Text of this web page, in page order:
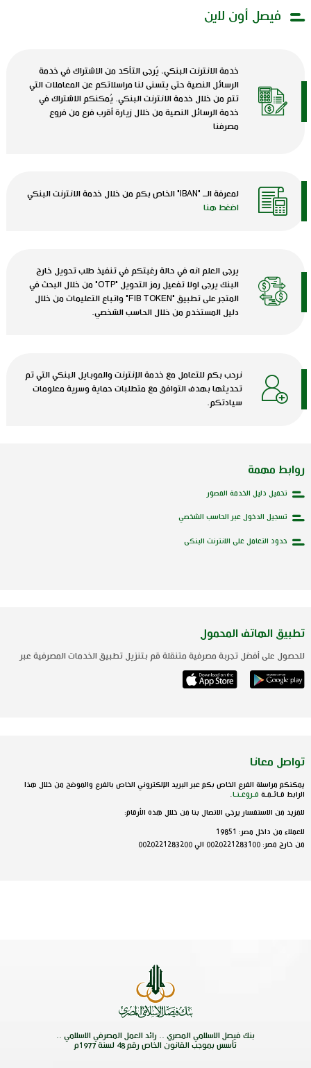
فيصل أون لاين
خدمة الانترنت البنكي، يُرجى التأكد من الاشتراك في خدمة
الرسائل النصية حتى يتسنى لنا مراسلاتكم عن المعاملات التي
تتم من خلال خدمة الانترنت البنكي. يُمكنكم الاشتراك في
خدمة الرسائل النصية من خلال زيارة أقرب فرع من فروع
مصرفنا
لمعرفة الــ "IBAN" الخاص بكم من خلال خدمة الانترنت البنكي
اضغط هنا
يرجى العلم انه في حالة رغبتكم في تنفيذ طلب تحويل خارج
البنك يرجى اولا تفعيل رمز التحويل "OTP" من خلال البحث في
المتجر على تطبيق "FIB TOKEN" واتباع التعليمات من خلال
دليل المستخدم من خلال الحاسب الشخصي.
نرحب بكم للتعامل مع خدمة الإنترنت والموبايل البنكي التي تم
تحديثها بهدف التوافق مع متطلبات حماية وسرية معلومات
سيادتكم.
روابط مهمة
تحميل دليل الخدمة المصور
تسجيل الدخول عبر الحاسب الشخصي
حدود التعامل على الانترنت البنكى
تطبيق الهاتف المحمول
للحصول على أفضل تجربة مصرفية متنقلة قم بتنزيل تطبيق الخدمات المصرفية عبر
تواصل معانا
يمكنكم مراسلة الفرع الخاص بكم عبر البريد الإلكتروني الخاص بالفرع والموضح من خلال هذا
الرابط قـائـمـة فـروعـنـا.
للمزيد من الاستفسار يرجى الاتصال بنا من خلال هذه الأرقام:
للعملاء من داخل مصر: 19851
من خارج مصر: 0020221283100 الي 0020221283200
بنك فيصل الاسلامي المصري .. رائد العمل المصرفي الاسلامي ..
تأسس بموجب القانون الخاص رقم 48 لسنة 1977م